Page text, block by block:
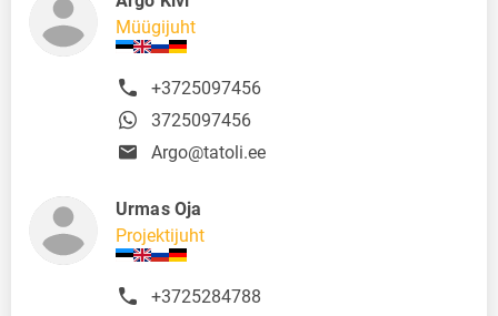
Müügijuht
+3725097456
3725097456
Argo@tatoli.ee
Urmas Oja
Projektijuht
+3725284788